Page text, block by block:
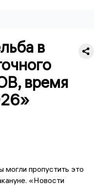
в
время
могли пропустить это
«Новости